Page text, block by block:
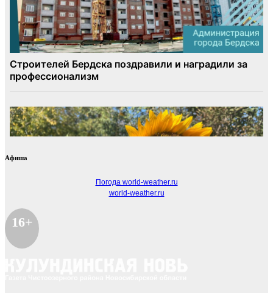
Афиша
Погода world-weather.ru
world-weather.ru
16+